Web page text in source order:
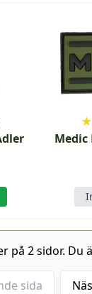
★
Medic
på 2 sidor. Du
sida